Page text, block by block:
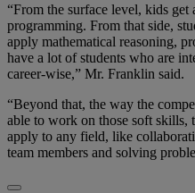
“From the surface level, kids
programming. From that side,
apply mathematical reasoning,
have a lot of students who are
career-wise,” Mr. Franklin said.
“Beyond that, the way the
able to work on those soft skills,
apply to any field, like
team members and solving